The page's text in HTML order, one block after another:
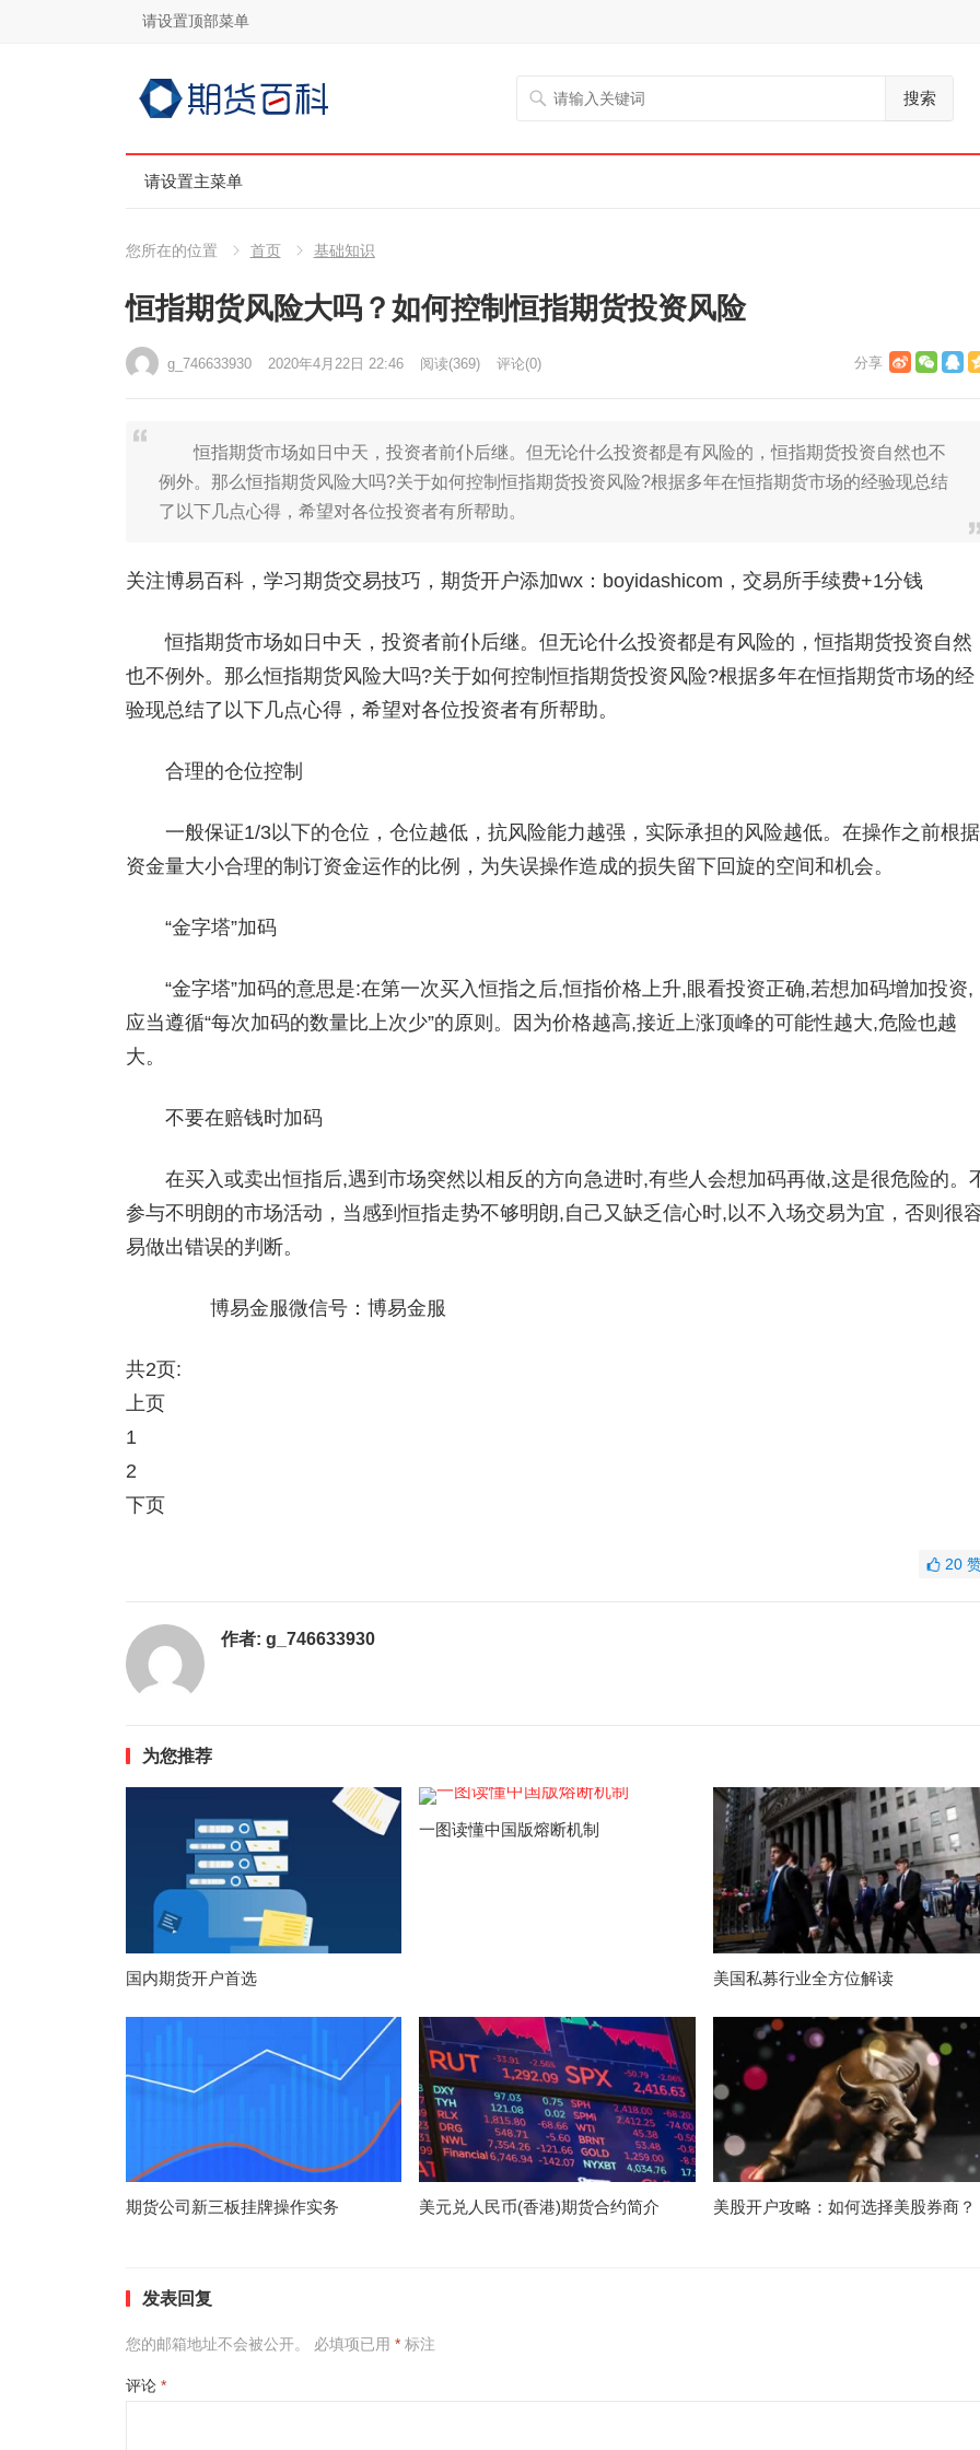
请设置顶部菜单
搜索
请设置主菜单
您所在的位置 首页 基础知识
恒指期货风险大吗？如何控制恒指期货投资风险
g_746633930 2020年4月22日 22:46 阅读(369) 评论(0)
恒指期货市场如日中天，投资者前仆后继。但无论什么投资都是有风险的，恒指期货投资自然也不
例外。那么恒指期货风险大吗?关于如何控制恒指期货投资风险?根据多年在恒指期货市场的经验现总结
了以下几点心得，希望对各位投资者有所帮助。
关注博易百科，学习期货交易技巧，期货开户添加wx：boyidashicom，交易所手续费+1分钱
恒指期货市场如日中天，投资者前仆后继。但无论什么投资都是有风险的，恒指期货投资自然
也不例外。那么恒指期货风险大吗?关于如何控制恒指期货投资风险?根据多年在恒指期货市场的经
验现总结了以下几点心得，希望对各位投资者有所帮助。
合理的仓位控制
一般保证1/3以下的仓位，仓位越低，抗风险能力越强，实际承担的风险越低。在操作之前根据
资金量大小合理的制订资金运作的比例，为失误操作造成的损失留下回旋的空间和机会。
“金字塔”加码
“金字塔”加码的意思是:在第一次买入恒指之后,恒指价格上升,眼看投资正确,若想加码增加投资,
应当遵循“每次加码的数量比上次少”的原则。因为价格越高,接近上涨顶峰的可能性越大,危险也越
大。
不要在赔钱时加码
在买入或卖出恒指后,遇到市场突然以相反的方向急进时,有些人会想加码再做,这是很危险的。
参与不明朗的市场活动，当感到恒指走势不够明朗,自己又缺乏信心时,以不入场交易为宜，否则很
易做出错误的判断。
博易金服微信号：博易金服
共2页:
上页
1
2
下页
20
作者: g_746633930
为您推荐
国内期货开户首选
一图读懂中国版熔断机制
美国私募行业全方位解读
期货公司新三板挂牌操作实务 美元兑人民币(香港)期货合约简介 美股开户攻略：如何选择美股券商？
发表回复
您的邮箱地址不会被公开。 必填项已用 *标注
评论 *